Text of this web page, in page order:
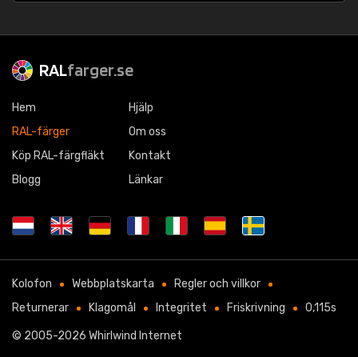
RALfarger.se
Hem
RAL-färger
Köp RAL-färgfläkt
Blogg
Hjälp
Om oss
Kontakt
Länkar
Kolofon Webbplatskarta
Regler och villkor
Returnerar
Klagomål Integritet Friskrivning 0,115s
© 2005-2026 Whirlwind Internet